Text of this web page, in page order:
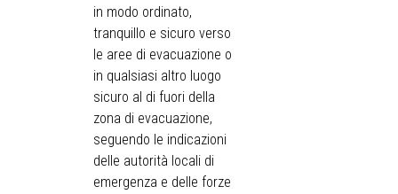
in modo ordinato,
tranquillo e sicuro verso
le aree di evacuazione o
in qualsiasi altro luogo
sicuro al di fuori della
zona di evacuazione,
seguendo le indicazioni
delle autorità locali di
emergenza e delle forze